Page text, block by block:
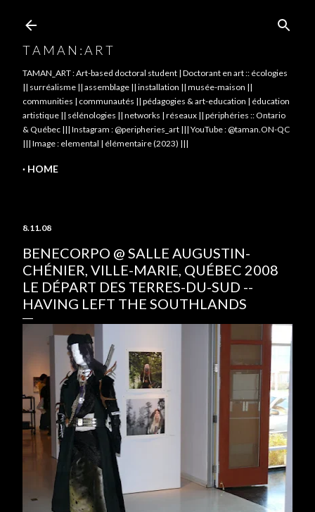
T A M A N : A R T
TAMAN_ART : Art-based doctoral student | Doctorant en art :: écologies
|| surréalisme || assemblage || installation || musée-maison ||
communities | communautés || pédagogies & art-education | éducation
artistique || sélénologies || networks | réseaux || périphéries :: Ontario
& Québec ||| Instagram : @peripheries_art ||| YouTube : @taman.ON-QC
||| Image : elemental | élémentaire (2023) |||
HOME
8.11.08
BENECORPO @ SALLE AUGUSTIN-
CHÉNIER, VILLE-MARIE, QUÉBEC 2008
LE DÉPART DES TERRES-DU-SUD --
HAVING LEFT THE SOUTHLANDS